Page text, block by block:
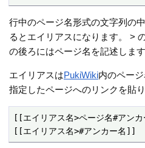
行中のページ名形式の文字列の
るとエイリアスになります。 >
の後ろにはページ名を記述します
エイリアスはPukiWiki内のペー
指定したページへのリンクを貼り
[[エイリアス名>ページ名#アン
[[エイリアス名>#アンカー名]]